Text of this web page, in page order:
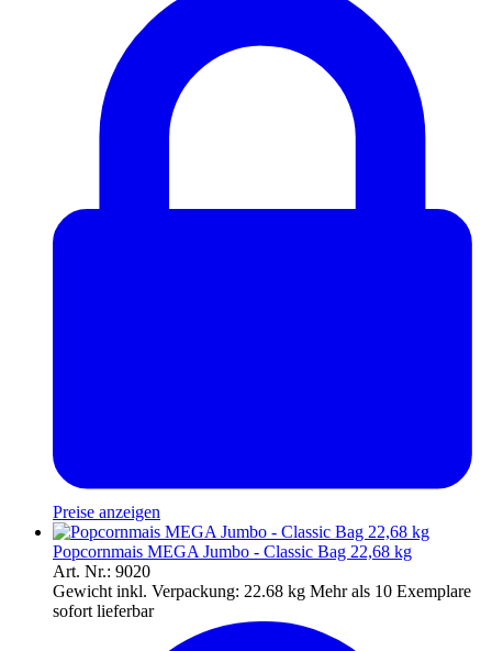
Preise anzeigen
Popcornmais MEGA Jumbo - Classic Bag 22,68 kg
Art. Nr.: 9020
Gewicht inkl. Verpackung: 22.68 kg Mehr als 10 Exemplare
sofort lieferbar